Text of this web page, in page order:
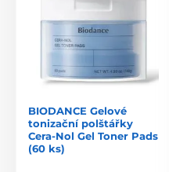
BIODANCE Gelové
tonizační polštářky
Cera-Nol Gel Toner Pads
(60 ks)